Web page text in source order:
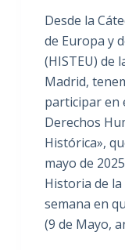
Desde la
de Europa y
(HISTEU) de
Madrid,
participar en
Derechos
Histórica»,
mayo de
Historia de la
semana en
(9 de Mayo,